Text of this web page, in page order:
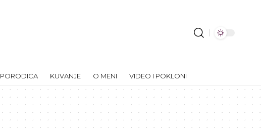
PORODICA KUVANJE O MENI VIDEO I POKLONI